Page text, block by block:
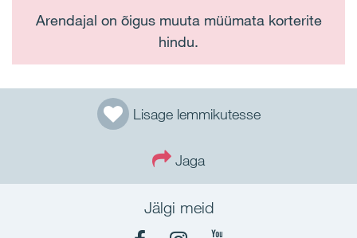
Lisage lemmikutesse
Jaga
Arendajal on õigus muuta müümata korterite
hindu.
Jälgi meid